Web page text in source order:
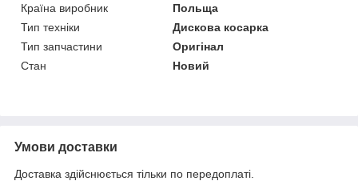
Країна виробник
Польща
Тип техніки
Дискова косарка
Тип запчастини
Оригінал
Стан
Новий
Умови доставки
Доставка здійснюється тільки по передоплаті.